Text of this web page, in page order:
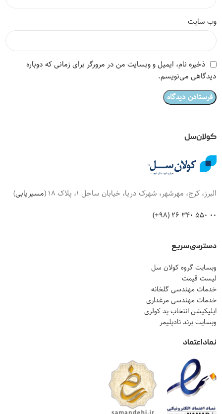
وب‌ سایت
ذخیره نام، ایمیل و وبسایت من در مرورگر برای زمانی که دوباره
دیدگاهی می‌نویسم.
کولان‌سل
البرز، کرج، مهرشهر، شهرک دریا، خیابان ساحل 1، پلاک 18 ( مسیریابی)
00 550 340 26 (98+)
دسترسی سریع
وبسایت گروه کولان سل
لیست قیمت
خدمات مهندسی گلخانه
خدمات مهندسی مرغداری
اپلیکیشن انتخاب پد کولری
وبسایت برند نادپلیمر
نماد اعتماد